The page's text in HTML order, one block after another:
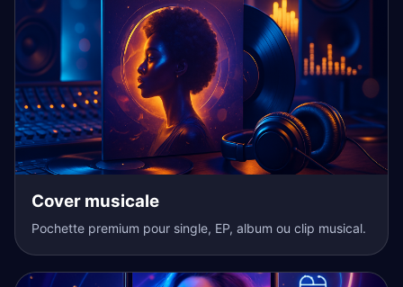
Cover musicale
Pochette premium pour single, EP, album ou clip musical.